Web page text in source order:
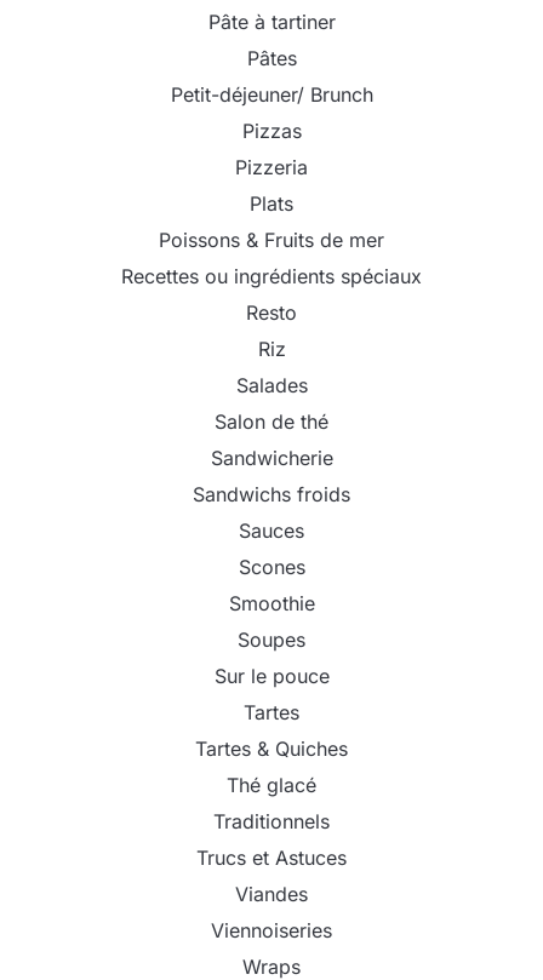
Pâte à tartiner
Pâtes
Petit-déjeuner/ Brunch
Pizzas
Pizzeria
Plats
Poissons & Fruits de mer
Recettes ou ingrédients spéciaux
Resto
Riz
Salades
Salon de thé
Sandwicherie
Sandwichs froids
Sauces
Scones
Smoothie
Soupes
Sur le pouce
Tartes
Tartes & Quiches
Thé glacé
Traditionnels
Trucs et Astuces
Viandes
Viennoiseries
Wraps